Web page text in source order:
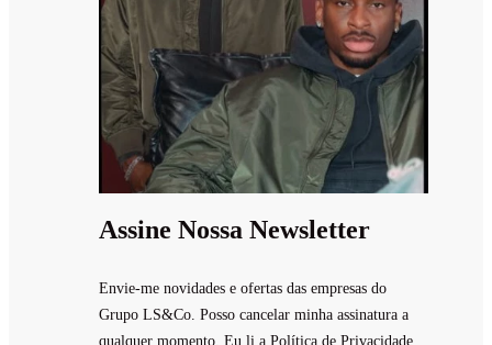
Assine Nossa Newsletter
Envie-me novidades e ofertas das empresas do
Grupo LS&Co. Posso cancelar minha assinatura a
qualquer momento. Eu li a Política de Privacidade